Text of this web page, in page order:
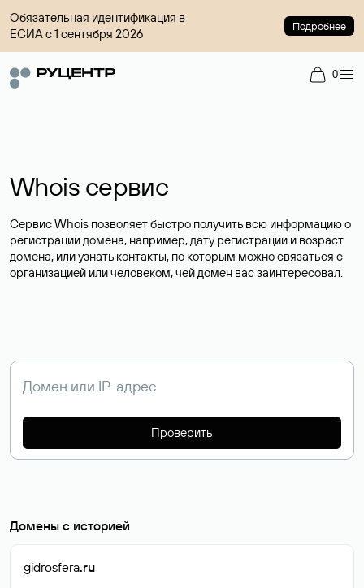
Обязательная идентификация в
ЕСИА с 1 сентября 2026
Подробнее
0
Whois сервис
Сервис Whois позволяет быстро получить всю информацию о
регистрации домена, например, дату регистрации и возраст
домена, или узнать контакты, по которым можно связаться с
организацией или человеком, чей домен вас заинтересовал.
Проверить
Домены с историей
gidrosfera.ru